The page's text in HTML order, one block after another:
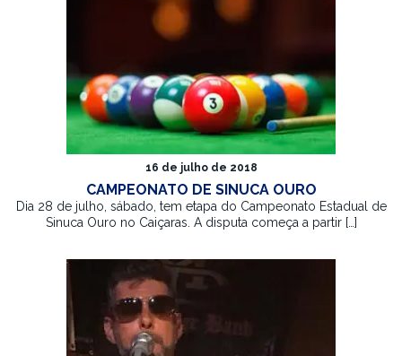
16 de julho de 2018
CAMPEONATO DE SINUCA OURO
Dia 28 de julho, sábado, tem etapa do Campeonato Estadual de
Sinuca Ouro no Caiçaras. A disputa começa a partir […]